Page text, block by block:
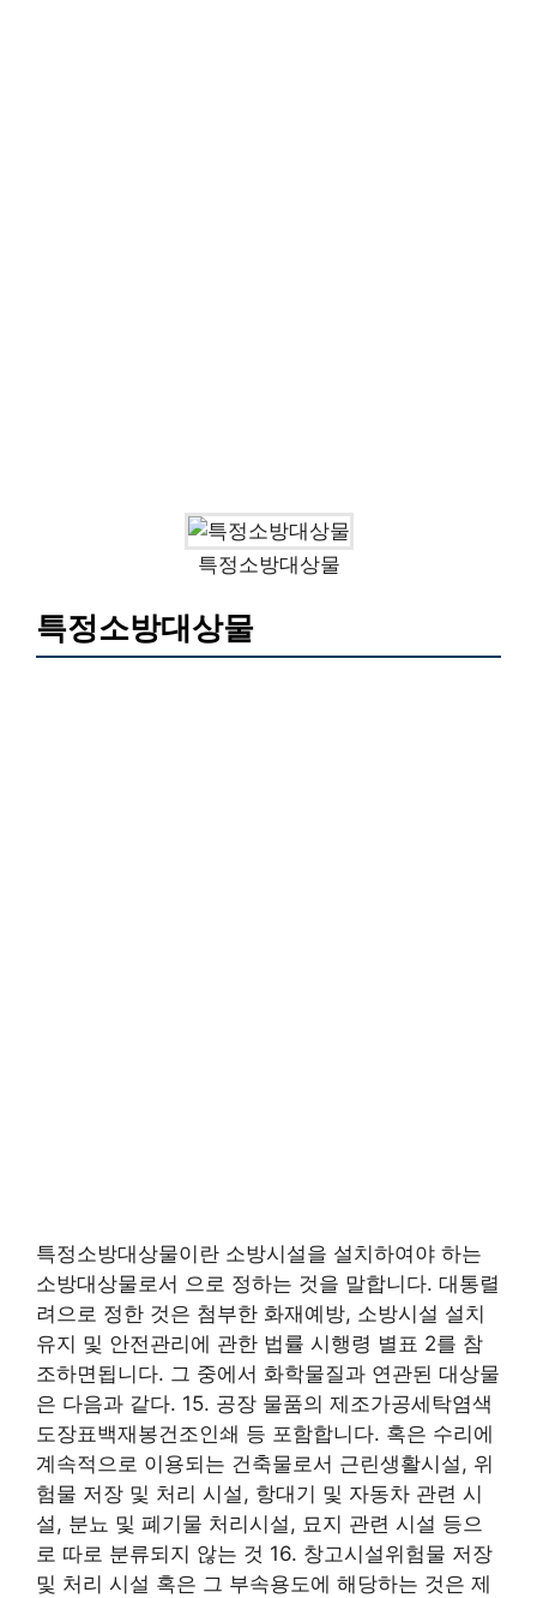
특정소방대상물
특정소방대상물
특정소방대상물이란 소방시설을 설치하여야 하는
소방대상물로서 으로 정하는 것을 말합니다. 대통렬
려으로 정한 것은 첨부한 화재예방, 소방시설 설치
유지 및 안전관리에 관한 법률 시행령 별표 2를 참
조하면됩니다. 그 중에서 화학물질과 연관된 대상물
은 다음과 같다. 15. 공장 물품의 제조가공세탁염색
도장표백재봉건조인쇄 등 포함합니다. 혹은 수리에
계속적으로 이용되는 건축물로서 근린생활시설, 위
험물 저장 및 처리 시설, 항대기 및 자동차 관련 시
설, 분뇨 및 폐기물 처리시설, 묘지 관련 시설 등으
로 따로 분류되지 않는 것 16. 창고시설위험물 저장
및 처리 시설 혹은 그 부속용도에 해당하는 것은 제